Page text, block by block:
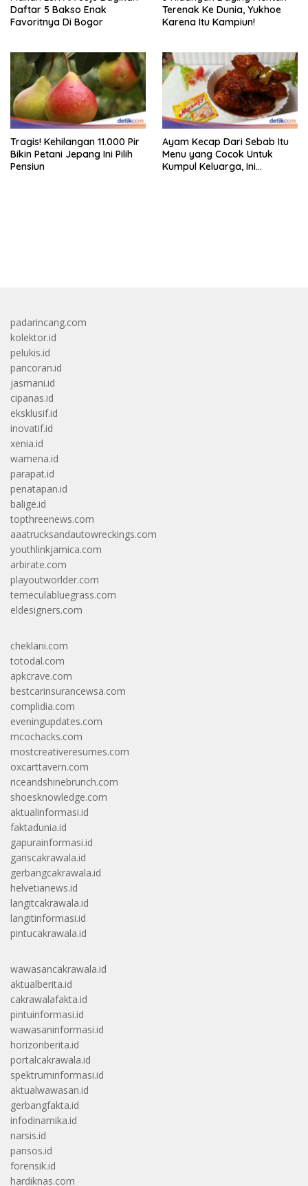
Daftar 5 Bakso Enak
Favoritnya Di Bogor
Terenak Ke Dunia, Yukhoe
Karena Itu Kampiun!
Tragis! Kehilangan 11.000 Pir
Bikin Petani Jepang Ini Pilih
Pensiun
Ayam Kecap Dari Sebab Itu
Menu yang Cocok Untuk
Kumpul Keluarga, Ini
padarincang.com
kolektor.id
pelukis.id
pancoran.id
jasmani.id
cipanas.id
eksklusif.id
inovatif.id
xenia.id
wamena.id
parapat.id
penatapan.id
balige.id
topthreenews.com
aaatrucksandautowreckings.com
youthlinkjamica.com
arbirate.com
playoutworlder.com
temeculabluegrass.com
eldesigners.com
cheklani.com
totodal.com
apkcrave.com
bestcarinsurancewsa.com
complidia.com
eveningupdates.com
mcochacks.com
mostcreativeresumes.com
oxcarttavern.com
riceandshinebrunch.com
shoesknowledge.com
aktualinformasi.id
faktadunia.id
gapurainformasi.id
gariscakrawala.id
gerbangcakrawala.id
helvetianews.id
langitcakrawala.id
langitinformasi.id
pintucakrawala.id
wawasancakrawala.id
aktualberita.id
cakrawalafakta.id
pintuinformasi.id
wawasaninformasi.id
horizonberita.id
portalcakrawala.id
spektruminformasi.id
aktualwawasan.id
gerbangfakta.id
infodinamika.id
narsis.id
pansos.id
forensik.id
hardiknas.com